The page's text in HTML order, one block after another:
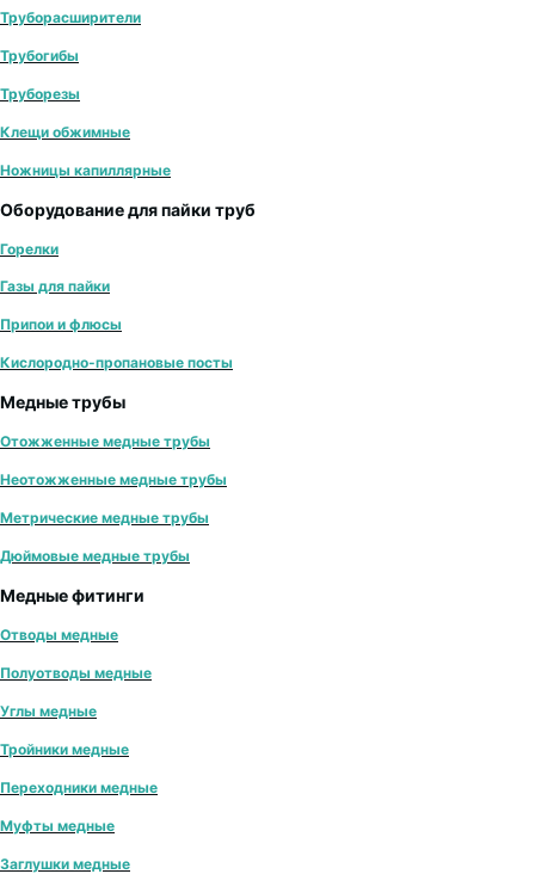
Труборасширители
Трубогибы
Труборезы
Клещи обжимные
Ножницы капиллярные
Оборудование для пайки труб
Горелки
Газы для пайки
Припои и флюсы
Кислородно-пропановые посты
Медные трубы
Отожженные медные трубы
Неотожженные медные трубы
Метрические медные трубы
Дюймовые медные трубы
Медные фитинги
Отводы медные
Полуотводы медные
Углы медные
Тройники медные
Переходники медные
Муфты медные
Заглушки медные